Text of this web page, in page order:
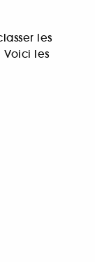
les
Voici les